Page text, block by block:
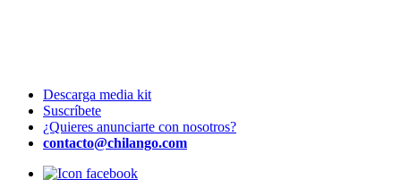
Descarga media kit
Suscríbete
¿Quieres anunciarte con nosotros?
contacto@chilango.com